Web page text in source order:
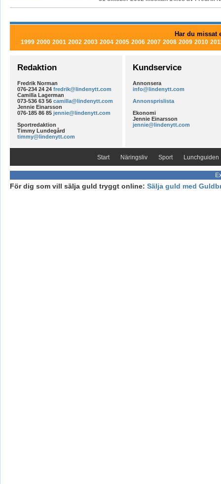
Har du missat
1999 2000 2001 2002 2003 2004 2005 2006 2007 2008 2009 2010
Redaktion
Fredrik Norman
076-234 24 24 fredrik@lindenytt.com
Camilla Lagerman
073-536 63 56 camilla@lindenytt.com
Jennie Einarsson
076-185 86 85 jennie@lindenytt.com
Sportredaktion
Timmy Lundegård
timmy@lindenytt.com
Kundservice
Annonsera
info@lindenytt.com
Annonsprislista
Ekonomi
Jennie Einarsson
jennie@lindenytt.com
Start Näringsliv Sport Lunchguiden
För dig som vill sälja guld tryggt online: Sälja guld med